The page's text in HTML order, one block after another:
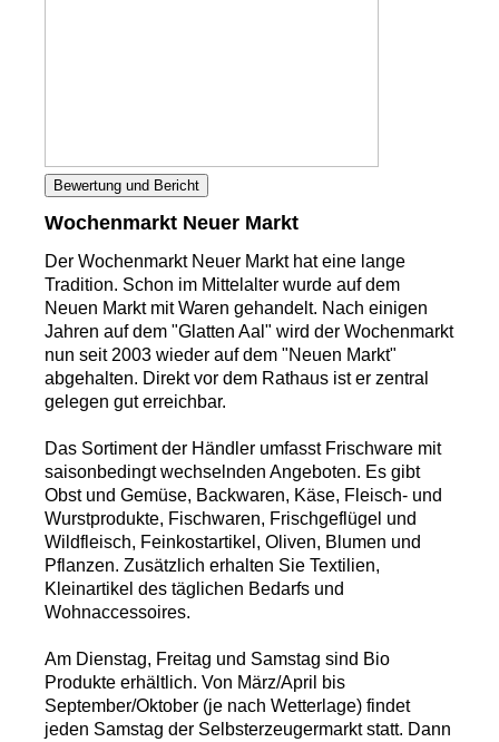
Bewertung und Bericht
Wochenmarkt Neuer Markt
Der Wochenmarkt Neuer Markt hat eine lange
Tradition. Schon im Mittelalter wurde auf dem
Neuen Markt mit Waren gehandelt. Nach einigen
Jahren auf dem "Glatten Aal" wird der Wochenmarkt
nun seit 2003 wieder auf dem "Neuen Markt"
abgehalten. Direkt vor dem Rathaus ist er zentral
gelegen gut erreichbar.
Das Sortiment der Händler umfasst Frischware mit
saisonbedingt wechselnden Angeboten. Es gibt
Obst und Gemüse, Backwaren, Käse, Fleisch- und
Wurstprodukte, Fischwaren, Frischgeflügel und
Wildfleisch, Feinkostartikel, Oliven, Blumen und
Pflanzen. Zusätzlich erhalten Sie Textilien,
Kleinartikel des täglichen Bedarfs und
Wohnaccessoires.
Am Dienstag, Freitag und Samstag sind Bio
Produkte erhältlich. Von März/April bis
September/Oktober (je nach Wetterlage) findet
jeden Samstag der Selbsterzeugermarkt statt. Dann